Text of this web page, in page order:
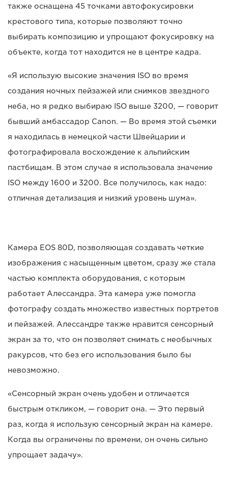
также оснащена 45 точками автофокусировки
крестового типа, которые позволяют точно
выбирать композицию и упрощают фокусировку на
объекте, когда тот находится не в центре кадра.
«Я использую высокие значения ISO во время
создания ночных пейзажей или снимков звездного
неба, но я редко выбираю ISO выше 3200, — говорит
бывший амбассадор Canon. — Во время этой съемки
я находилась в немецкой части Швейцарии и
фотографировала восхождение к альпийским
пастбищам. В этом случае я использовала значение
ISO между 1600 и 3200. Все получилось, как надо:
отличная детализация и низкий уровень шума».
Камера EOS 80D, позволяющая создавать четкие
изображения с насыщенным цветом, сразу же стала
частью комплекта оборудования, с которым
работает Алессандра. Эта камера уже помогла
фотографу создать множество известных портретов
и пейзажей. Алессандре также нравится сенсорный
экран за то, что он позволяет снимать с необычных
ракурсов, что без его использования было бы
невозможно.
«Сенсорный экран очень удобен и отличается
быстрым откликом, — говорит она. — Это первый
раз, когда я использую сенсорный экран на камере.
Когда вы ограничены по времени, он очень сильно
упрощает задачу».